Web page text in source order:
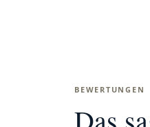
BEWERTUNGEN